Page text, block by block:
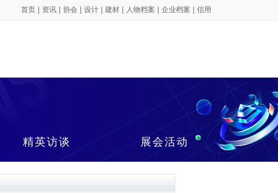
首页 资讯 协会 设计 建材 人物档案 企业档案 信用
精英访谈 展会活动